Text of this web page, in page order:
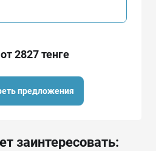
2827 тенге
предложения
заинтересовать: